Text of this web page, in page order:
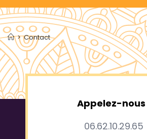
> Contact
Appelez-nous
06.62.10.29.65